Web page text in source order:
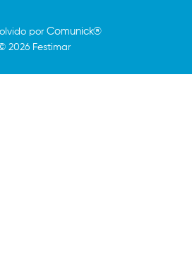
2026 Festimar
porComunick®